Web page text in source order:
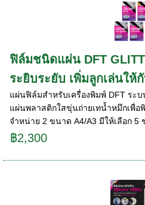
ฟิล์มชนิดแผ่น DFT
ระยิบระยับ เพิ่มลูกเล่นให้
แผ่นฟิล์มสำหรับเครื่องพิมพ์ DFT ระ
แผ่นพลาสติกใสขุ่นถ่ายเทน้ำหมึกเพื่อ
จำหน่าย 2 ขนาด A4/A3 มีให้เลือก 5
฿2,300